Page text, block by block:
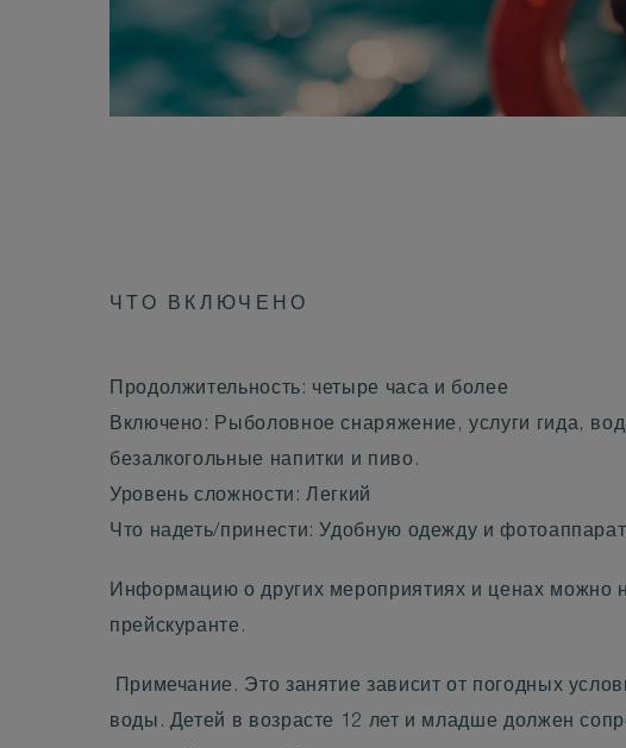
ЧТО ВКЛЮЧЕНО
Продолжительность: четыре часа и более
Включено: Рыболовное снаряжение, услуги гида,
безалкогольные напитки и пиво.
Уровень сложности: Легкий
Что надеть/принести: Удобную одежду и
Информацию о других мероприятиях и ценах можно
прейскуранте.
Примечание. Это занятие зависит от погодных
воды. Детей в возрасте 12 лет и младше должен